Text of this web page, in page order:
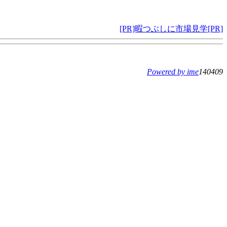
[PR]暇つぶしに市場見学[PR]
Powered by ime140409